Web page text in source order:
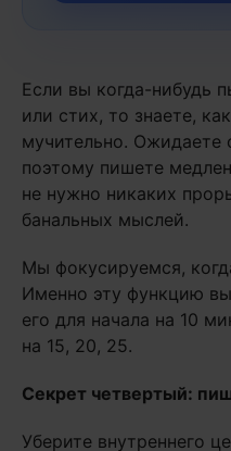
Если вы когда-нибудь
или стих, то знаете,
мучительно. Ожидаете
поэтому пишете
не нужно никаких
банальных мыслей.
Мы фокусируемся,
Именно эту функцию
его для начала на 10
на 15, 20, 25.
Секрет четвертый:
Уберите внутреннего